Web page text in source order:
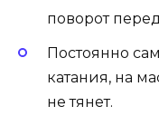
поворот
Постоянно
катания, на
не тянет.